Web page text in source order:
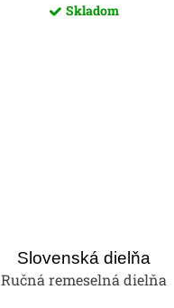
Skladom
Slovenská dielňa
Ručná remeselná dielňa